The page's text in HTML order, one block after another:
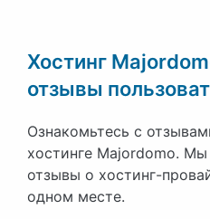
Хостинг
отзывы
Ознакомьтесь с
хостинге Majordomo.
отзывы о хостинг-
одном месте.